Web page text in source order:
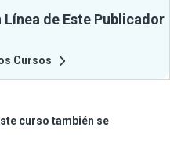
de Este Publicador
Cursos
curso también se